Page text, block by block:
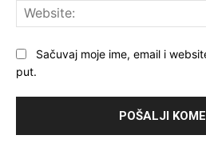
Sačuvaj moje ime, email i
put.